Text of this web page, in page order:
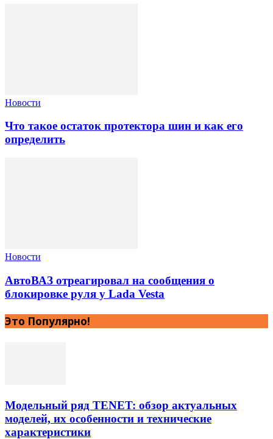
Новости
Что такое остаток протектора шин и как его
определить
Новости
АвтоВАЗ отреагировал на сообщения о
блокировке руля у Lada Vesta
Это Популярно!
Модельный ряд TENET: обзор актуальных
моделей, их особенности и технические
характеристики